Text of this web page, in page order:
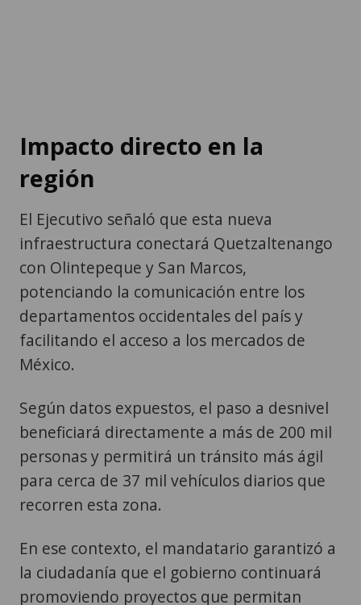
Impacto directo en la
región
El Ejecutivo señaló que esta nueva
infraestructura conectará Quetzaltenango
con Olintepeque y San Marcos,
potenciando la comunicación entre los
departamentos occidentales del país y
facilitando el acceso a los mercados de
México.
Según datos expuestos, el paso a desnivel
beneficiará directamente a más de 200 mil
personas y permitirá un tránsito más ágil
para cerca de 37 mil vehículos diarios que
recorren esta zona.
En ese contexto, el mandatario garantizó a
la ciudadanía que el gobierno continuará
promoviendo proyectos que permitan